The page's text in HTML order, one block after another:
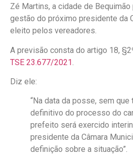
Zé Martins, a cidade de
gestão do próximo presidente da
eleito pelos vereadores.
A previsão consta do artigo 18,
TSE 23.677/2021
Diz ele:
“Na data da posse, sem que
definitivo do processo do
prefeito será exercido
presidente da Câmara
definição sobre a situação”.